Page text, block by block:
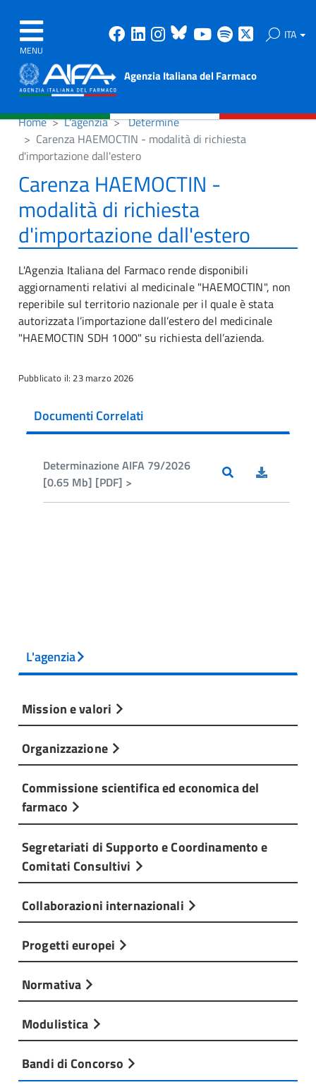
MENU
Facebook
Linkedin
Instagram
Bluesky
Youtube
Spotify ITA
Agenzia Italiana del Farmaco
Home L'agenzia
Determine
Carenza HAEMOCTIN - modalità di richiesta
d'importazione dall'estero
Carenza HAEMOCTIN -
modalità di richiesta
d'importazione dall'estero
L'Agenzia Italiana del Farmaco rende disponibili
aggiornamenti relativi al medicinale "HAEMOCTIN", non
reperibile sul territorio nazionale per il quale è stata
autorizzata l’importazione dall’estero del medicinale
"HAEMOCTIN SDH 1000" su richiesta dell’azienda.
Pubblicato il: 23 marzo 2026
Documenti Correlati
Determinazione AIFA 79/2026
[0.65 Mb] [PDF] >
L'agenzia
Mission e valori
Organizzazione
Commissione scientifica ed economica del
farmaco
Segretariati di Supporto e Coordinamento e
Comitati Consultivi
Collaborazioni internazionali
Progetti europei
Normativa
Modulistica
Bandi di Concorso